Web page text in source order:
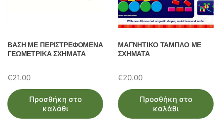
ΒΑΣΗ ΜΕ ΠΕΡΙΣΤΡΕΦΟΜΕΝΑ
ΓΕΩΜΕΤΡΙΚΑ ΣΧΗΜΑΤΑ
€21.00
Προσθήκη στο
καλάθι
ΜΑΓΝΗΤΙΚΟ ΤΑΜΠΛΟ ΜΕ
ΣΧΗΜΑΤΑ
€20.00
Προσθήκη στο
καλάθι